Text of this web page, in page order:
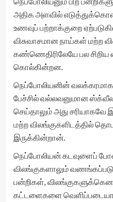
அதிக அளவில்
உணவுப் பற்றாக்குறை
விசுவாசமான நாய்கள் மற்ற
கண்ணெதிரிலேயே பல
கொல்கின்றன.
நெப்போலியனின் வலக்கரமாக
பேச்சில் வல்லவனுமான
செய்தாலும் அது சரியாகவே
மற்ற விலங்குகளிடத்தில்
இருக்கின்றான்.
நெப்போலியன் கடவுளைப்
விலங்குகளாலும்
பன்றிகள், விலங்குகளுக்கென
கட்டளைகளை